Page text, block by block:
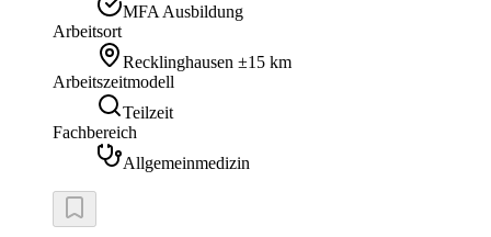
MFA Ausbildung
Arbeitsort
Recklinghausen ±15 km
Arbeitszeitmodell
Teilzeit
Fachbereich
Allgemeinmedizin